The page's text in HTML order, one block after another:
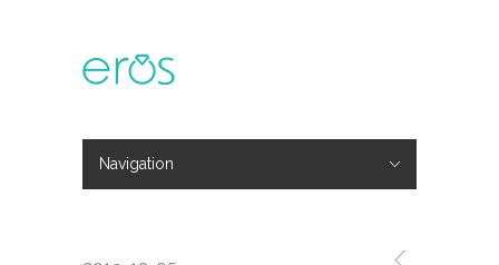
Navigation